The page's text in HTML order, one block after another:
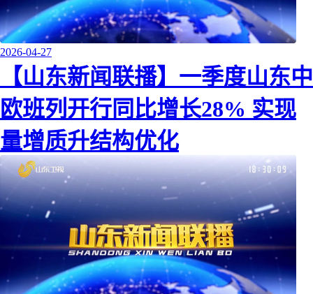
2026-04-27
【山东新闻联播】一季度山东中
欧班列开行同比增长28% 实现
量增质升结构优化